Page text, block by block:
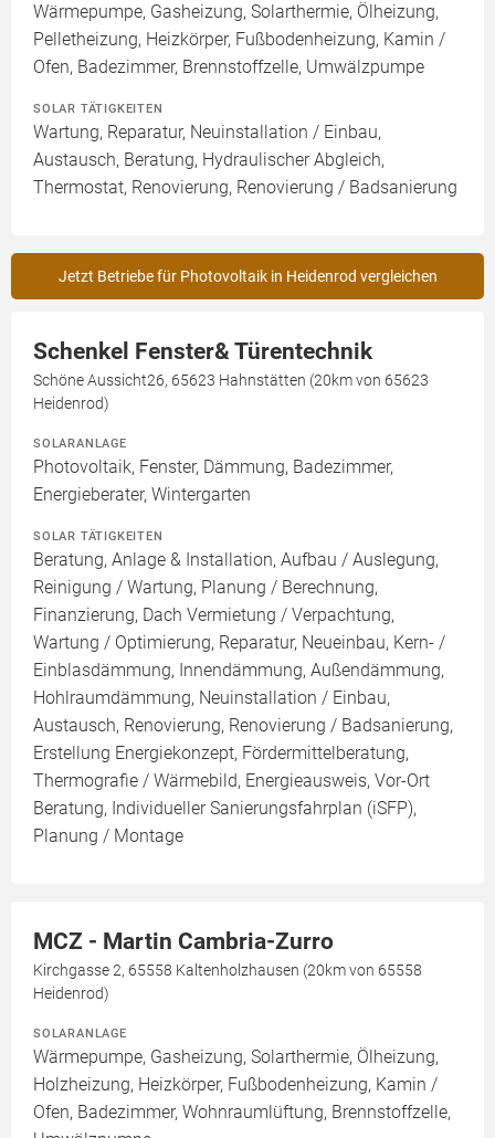
Wärmepumpe, Gasheizung, Solarthermie, Ölheizung,
Pelletheizung, Heizkörper, Fußbodenheizung, Kamin /
Ofen, Badezimmer, Brennstoffzelle, Umwälzpumpe
SOLAR TÄTIGKEITEN
Wartung, Reparatur, Neuinstallation / Einbau,
Austausch, Beratung, Hydraulischer Abgleich,
Thermostat, Renovierung, Renovierung / Badsanierung
Jetzt Betriebe für Photovoltaik in Heidenrod vergleichen
Schenkel Fenster& Türentechnik
Schöne Aussicht26, 65623 Hahnstätten (20km von 65623
Heidenrod)
SOLARANLAGE
Photovoltaik, Fenster, Dämmung, Badezimmer,
Energieberater, Wintergarten
SOLAR TÄTIGKEITEN
Beratung, Anlage & Installation, Aufbau / Auslegung,
Reinigung / Wartung, Planung / Berechnung,
Finanzierung, Dach Vermietung / Verpachtung,
Wartung / Optimierung, Reparatur, Neueinbau, Kern- /
Einblasdämmung, Innendämmung, Außendämmung,
Hohlraumdämmung, Neuinstallation / Einbau,
Austausch, Renovierung, Renovierung / Badsanierung,
Erstellung Energiekonzept, Fördermittelberatung,
Thermografie / Wärmebild, Energieausweis, Vor-Ort
Beratung, Individueller Sanierungsfahrplan (iSFP),
Planung / Montage
MCZ - Martin Cambria-Zurro
Kirchgasse 2, 65558 Kaltenholzhausen (20km von 65558
Heidenrod)
SOLARANLAGE
Wärmepumpe, Gasheizung, Solarthermie, Ölheizung,
Holzheizung, Heizkörper, Fußbodenheizung, Kamin /
Ofen, Badezimmer, Wohnraumlüftung, Brennstoffzelle,